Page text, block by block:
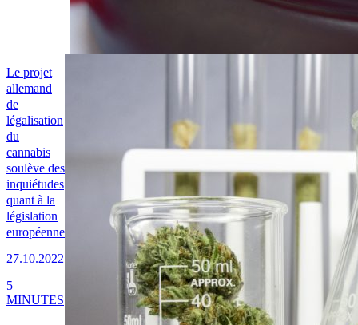
Le projet
allemand
de
légalisation
du
cannabis
soulève des
inquiétudes
quant à la
législation
européenne
27.10.2022
5
MINUTES